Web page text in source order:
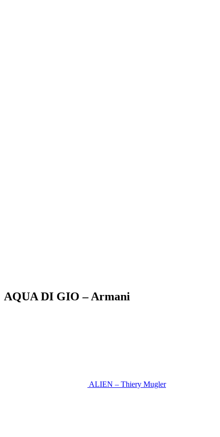
AQUA DI GIO – Armani
ALIEN – Thiery Mugler